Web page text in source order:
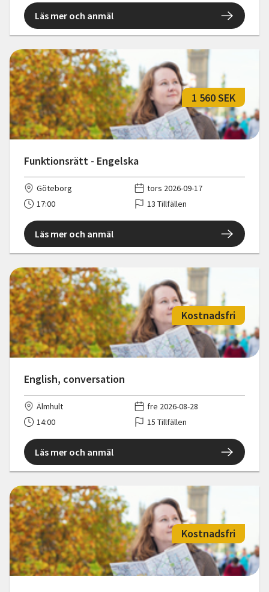
Läs mer och anmäl
Funktionsrätt - Engelska
1 560 SEK
Göteborg
tors 2026-09-17
17:00
13 Tillfällen
Läs mer och anmäl
English, conversation
Kostnadsfri
Älmhult
fre 2026-08-28
14:00
15 Tillfällen
Läs mer och anmäl
Kostnadsfri